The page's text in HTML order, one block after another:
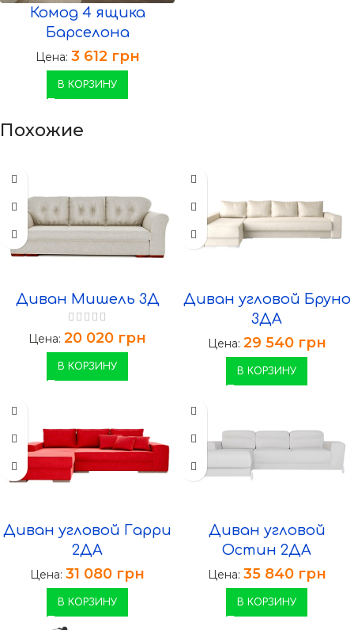
Комод 4 ящика
Барселона
Цена: 3 612 грн
В КОРЗИНУ
Похожие
Диван Мишель 3Д
Цена: 20 020 грн
В КОРЗИНУ
Диван угловой Бруно
3ДА
Цена: 29 540 грн
В КОРЗИНУ
Диван угловой Гарри
2ДА
Цена: 31 080 грн
В КОРЗИНУ
Диван угловой
Остин 2ДА
Цена: 35 840 грн
В КОРЗИНУ